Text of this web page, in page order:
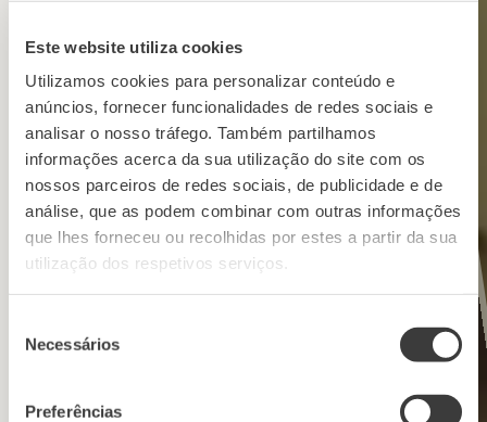
Este website utiliza cookies
Utilizamos cookies para personalizar conteúdo e
anúncios, fornecer funcionalidades de redes sociais e
analisar o nosso tráfego. Também partilhamos
informações acerca da sua utilização do site com os
nossos parceiros de redes sociais, de publicidade e de
análise, que as podem combinar com outras informações
que lhes forneceu ou recolhidas por estes a partir da sua
utilização dos respetivos serviços.
Necessários
Preferências